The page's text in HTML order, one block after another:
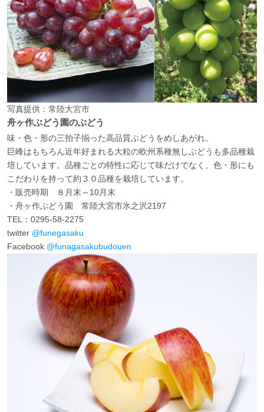
写真提供：常陸大宮市
舟ヶ作ぶどう園のぶどう
味・色・形の三拍子揃った高品質ぶどうをめしあがれ。
巨峰はもちろん近年好まれる大粒の欧州系種無しぶどうも多品種栽
培しています。品種ごとの特性に応じて味だけでなく、色・形にも
こだわりを持って約３０品種を栽培しています。
・販売時期 ８月末～10月末
・舟ヶ作ぶどう園 常陸大宮市氷之沢2197
TEL：0295-58-2275
twitter @funegasaku
Facebook @funagasakubudouen